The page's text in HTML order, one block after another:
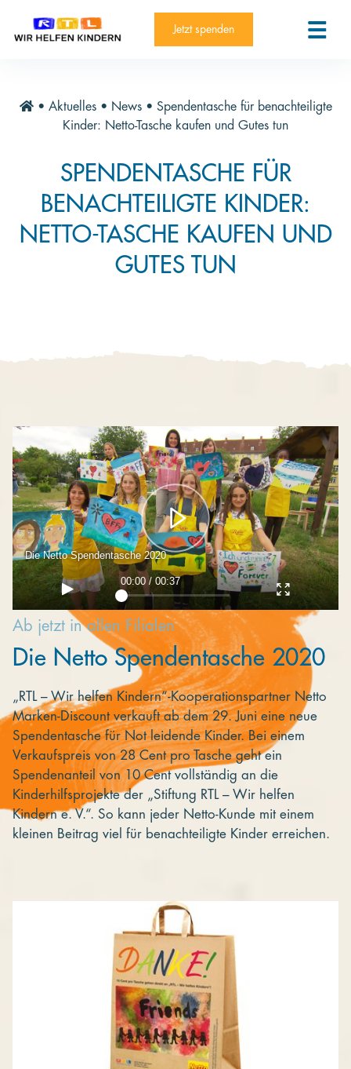
RTL-Spendenmarathon 2025
News
Informieren
Jahresberichte
Paten und Projekte
Trauer und Testament
Kooperieren
Unternehmen
Kontakt
Jetzt spenden
• Aktuelles• News• Spendentasche für benachteiligte
Kinder: Netto-Tasche kaufen und Gutes tun
SPENDENTASCHE FÜR
BENACHTEILIGTE KINDER:
NETTO-TASCHE KAUFEN UND
GUTES TUN
Die Netto Spendentasche 2020
00:00 / 00:37
Ab jetzt in allen Filialen
Die Netto Spendentasche 2020
„RTL – Wir helfen Kindern“-Kooperationspartner Netto
Marken-Discount verkauft ab dem 29. Juni eine neue
Spendentasche für Not leidende Kinder. Bei einem
Verkaufspreis von 28 Cent pro Tasche geht ein
Spendenanteil von 10 Cent vollständig an die
Kinderhilfsprojekte der „Stiftung RTL – Wir helfen
Kindern e. V.“. So kann jeder Netto-Kunde mit einem
kleinen Beitrag viel für benachteiligte Kinder erreichen.